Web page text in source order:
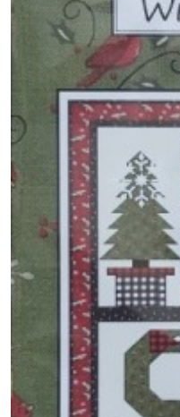
Afficher
les